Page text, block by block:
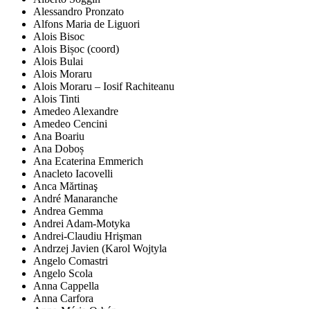
Alessandro Pronzato
Alfons Maria de Liguori
Alois Bisoc
Alois Bișoc (coord)
Alois Bulai
Alois Moraru
Alois Moraru – Iosif Rachiteanu
Alois Tinti
Amedeo Alexandre
Amedeo Cencini
Ana Boariu
Ana Doboș
Ana Ecaterina Emmerich
Anacleto Iacovelli
Anca Mărtinaş
André Manaranche
Andrea Gemma
Andrei Adam-Motyka
Andrei-Claudiu Hrişman
Andrzej Javien (Karol Wojtyla
Angelo Comastri
Angelo Scola
Anna Cappella
Anna Carfora